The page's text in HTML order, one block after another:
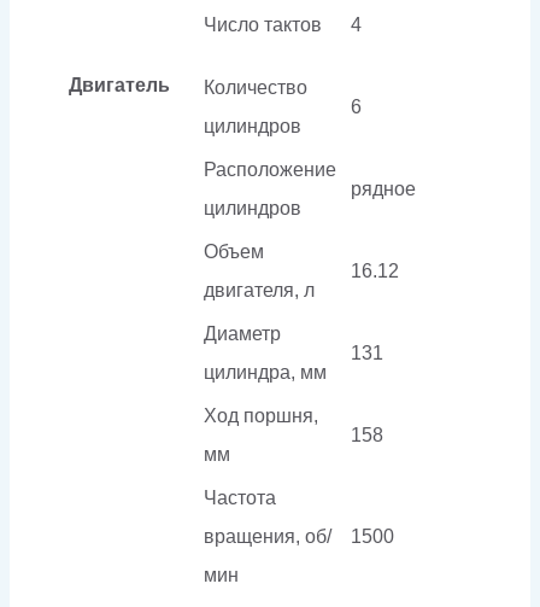
Двигатель
Число тактов 4
Количество
цилиндров
6
Расположение
цилиндров
рядное
Объем
двигателя, л
16.12
Диаметр
цилиндра, мм
131
Ход поршня,
мм
158
Частота
вращения, об/
мин
1500